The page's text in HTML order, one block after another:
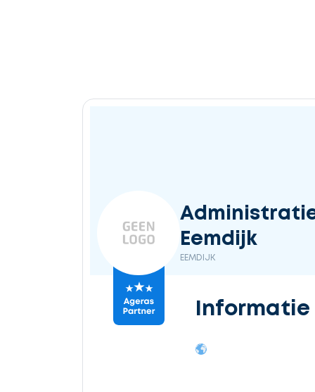
Eemdijk
EEMDIJK
Informatie